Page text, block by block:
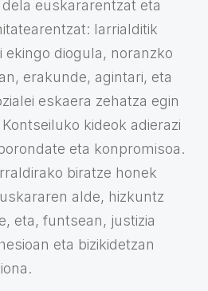
euskararentzat eta
larrialditik
ekingo diogula, noranzko
erakunde, agintari, eta
eskaera zehatza egin
kideok adierazi
eta konpromisoa.
biratze honek
alde, hizkuntz
eta, funtsean, justizia
eta bizikidetzan